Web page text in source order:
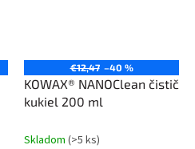
€12,47 –40 %
KOWAX® NANOClean čistič
kukiel 200 ml
Skladom (>5 ks)